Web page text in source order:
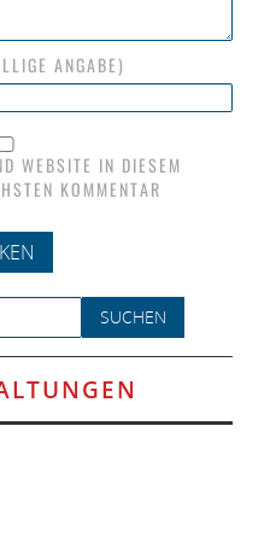
ANGABE)
WEBSITE IN DIESEM
KOMMENTAR